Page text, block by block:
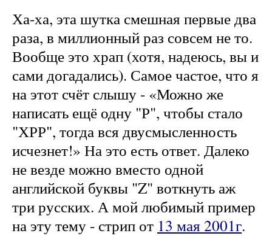
Ха-ха, эта шутка смешная первые два
раза, в миллионный раз совсем не то.
Вообще это храп (хотя, надеюсь, вы и
сами догадались). Самое частое, что я
на этот счёт слышу - «Можно же
написать ещё одну "Р", чтобы стало
"ХРР", тогда вся двусмысленность
исчезнет!» На это есть ответ. Далеко
не везде можно вместо одной
английской буквы "Z" воткнуть аж
три русских. А мой любимый пример
на эту тему - стрип от 13 мая 2001г.